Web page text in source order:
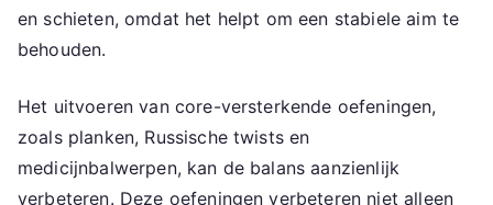
en schieten, omdat het helpt om een stabiele aim te
behouden.
Het uitvoeren van core-versterkende oefeningen,
zoals planken, Russische twists en
medicijnbalwerpen, kan de balans aanzienlijk
verbeteren. Deze oefeningen verbeteren niet alleen